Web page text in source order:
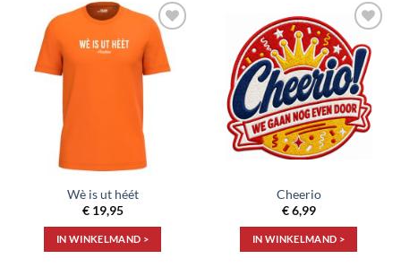
heeft
meerdere
variaties.
gekozen
worden
productpagina
meerdere
variaties.
Deze
optie
kan
gekozen
worden
op
productpagina
Toevoegen
aan
verlanglijst
Wè is ut héét
€19,95
IN WINKELMAND >
Toevoegen
aan
verlanglijst
Cheerio
€6,99
IN WINKELMAND >